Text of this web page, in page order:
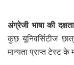
अंग्रेजी भाषा की दक्षता
कुछ यूनिवर्सिटीज
मान्यता प्राप्त टेस्ट के